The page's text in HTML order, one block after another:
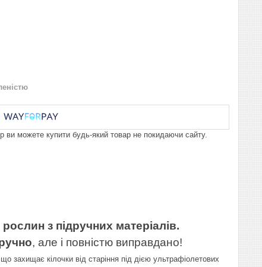
ви можете купити будь-який товар не покидаючи сайту.
з підручних матеріалів.
, але і повністю виправдано!
захищає кілочки від старіння під дією ультрафіолетових